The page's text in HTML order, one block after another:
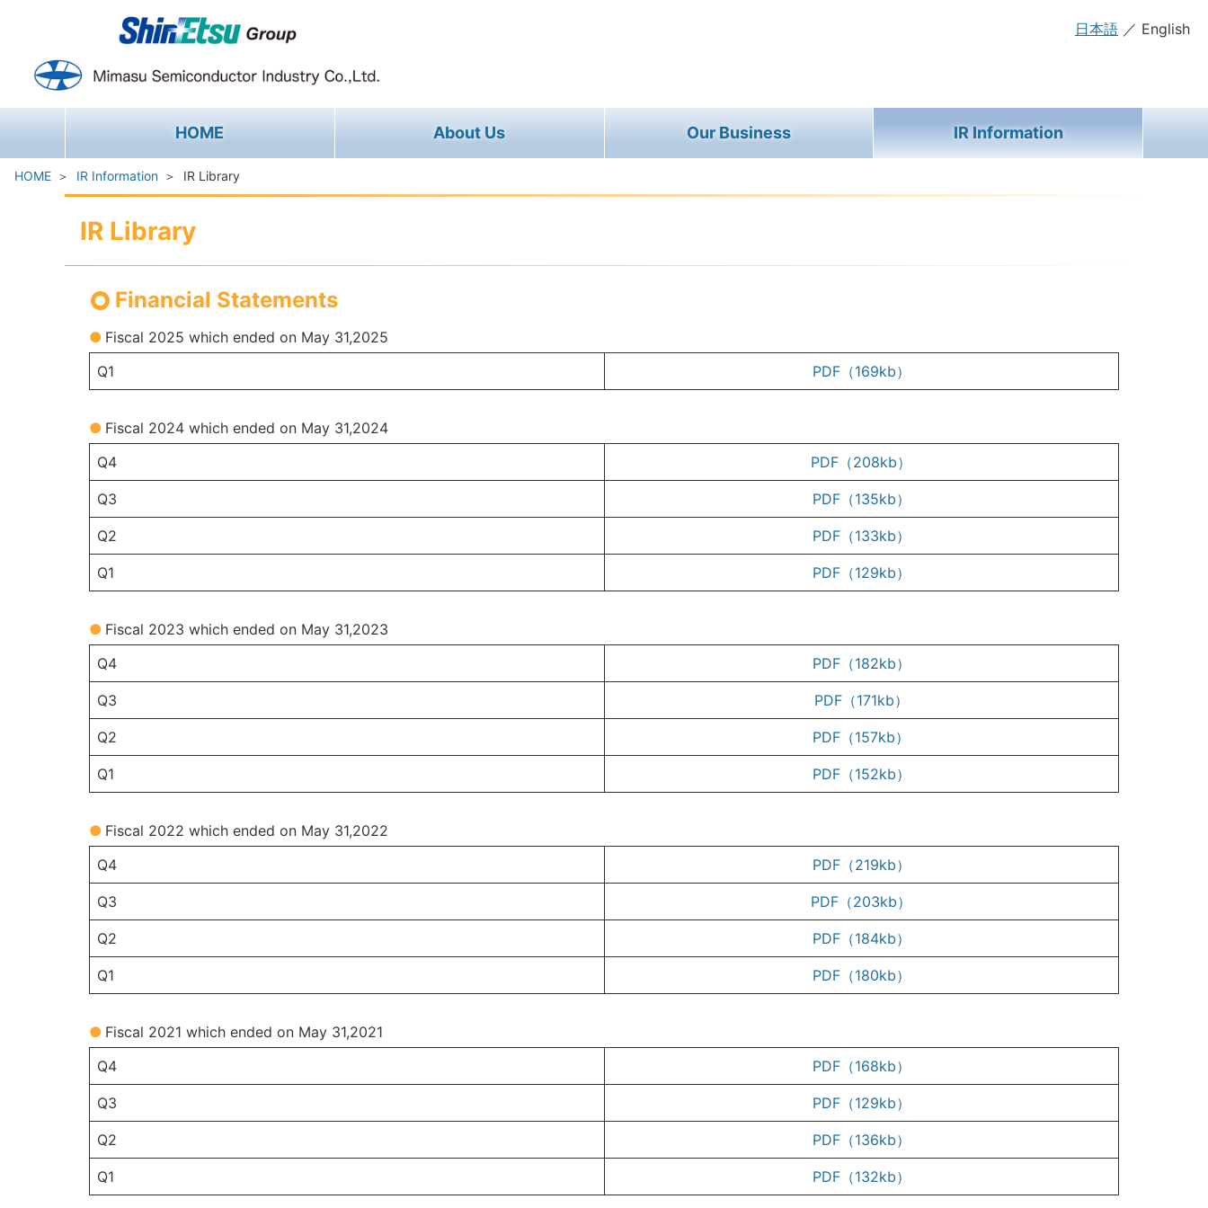
日本語 ／ English
HOME About Us Our Business IR Information
HOME IR Information IR Library
IR Library
Financial Statements
●Fiscal 2025 which ended on May 31,2025
Q1
PDF（169kb）
●Fiscal 2024 which ended on May 31,2024
Q4
PDF（208kb）
Q3 PDF（135kb）
Q2 PDF（133kb）
Q1 PDF（129kb）
●Fiscal 2023 which ended on May 31,2023
Q4
PDF（182kb）
Q3 PDF（171kb）
Q2 PDF（157kb）
Q1 PDF（152kb）
●Fiscal 2022 which ended on May 31,2022
Q4
PDF（219kb）
Q3 PDF（203kb）
Q2 PDF（184kb）
Q1 PDF（180kb）
●Fiscal 2021 which ended on May 31,2021
Q4
PDF（168kb）
Q3 PDF（129kb）
Q2 PDF（136kb）
Q1 PDF（132kb）